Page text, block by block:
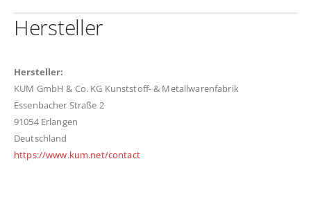
Hersteller
Hersteller:
KUM GmbH & Co. KG Kunststoff- & Metallwarenfabrik
Essenbacher Straße 2
91054 Erlangen
Deutschland
https://www.kum.net/contact